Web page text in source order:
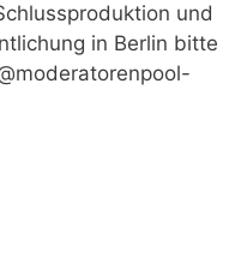
und
in Berlin bitte